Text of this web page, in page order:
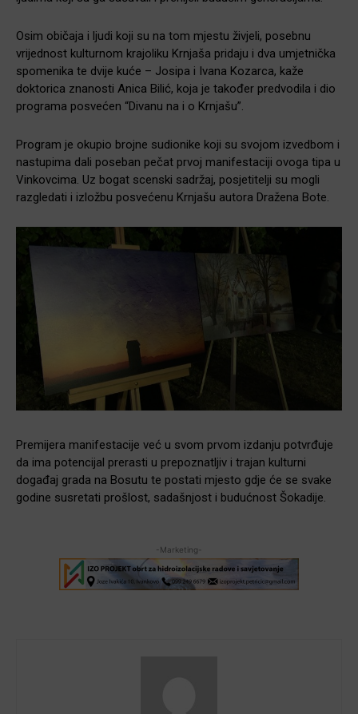
Osim običaja i ljudi koji su na tom mjestu živjeli, posebnu
vrijednost kulturnom krajoliku Krnjaša pridaju i dva umjetnička
spomenika te dvije kuće – Josipa i Ivana Kozarca, kaže
doktorica znanosti Anica Bilić, koja je također predvodila i dio
programa posvećen “Divanu na i o Krnjašu”.
Program je okupio brojne sudionike koji su svojom izvedbom i
nastupima dali poseban pečat prvoj manifestaciji ovoga tipa u
Vinkovcima. Uz bogat scenski sadržaj, posjetitelji su mogli
razgledati i izložbu posvećenu Krnjašu autora Dražena Bote.
Premijera manifestacije već u svom prvom izdanju potvrđuje
da ima potencijal prerasti u prepoznatljiv i trajan kulturni
događaj grada na Bosutu te postati mjesto gdje će se svake
godine susretati prošlost, sadašnjost i budućnost Šokadije.
-Marketing-